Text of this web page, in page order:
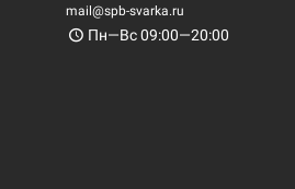
mail@spb-svarka.ru
Пн—Вс 09:00—20:00